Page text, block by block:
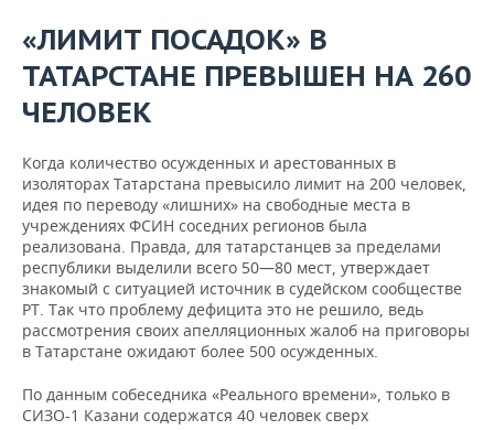
«ЛИМИТ ПОСАДОК» В
ТАТАРСТАНЕ ПРЕВЫШЕН НА 260
ЧЕЛОВЕК
Когда количество осужденных и арестованных в
изоляторах Татарстана превысило лимит на 200 человек,
идея по переводу «лишних» на свободные места в
учреждениях ФСИН соседних регионов была
реализована. Правда, для татарстанцев за пределами
республики выделили всего 50—80 мест, утверждает
знакомый с ситуацией источник в судейском сообществе
РТ. Так что проблему дефицита это не решило, ведь
рассмотрения своих апелляционных жалоб на приговоры
в Татарстане ожидают более 500 осужденных.
По данным собеседника «Реального времени», только в
СИЗО-1 Казани содержатся 40 человек сверх